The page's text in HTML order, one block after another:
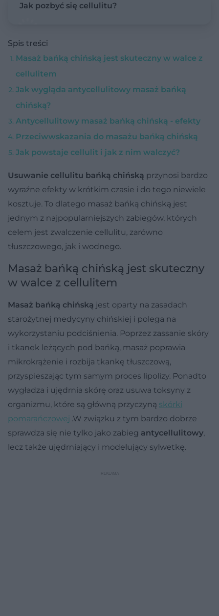
Jak pozbyć się cellulitu?
Spis treści
Masaż bańką chińską jest skuteczny w walce z
cellulitem
Jak wygląda antycellulitowy masaż bańką
chińską?
Antycellulitowy masaż bańką chińską - efekty
Przeciwwskazania do masażu bańką chińską
Jak powstaje cellulit i jak z nim walczyć?
Usuwanie cellulitu bańką chińską przynosi bardzo
wyraźne efekty w krótkim czasie i do tego niewiele
kosztuje. To dlatego masaż bańką chińską jest
jednym z najpopularniejszych zabiegów, których
celem jest zwalczenie cellulitu, zarówno
tłuszczowego, jak i wodnego.
Masaż bańką chińską jest skuteczny
w walce z cellulitem
Masaż bańką chińską jest oparty na zasadach
starożytnej medycyny chińskiej i polega na
wykorzystaniu podciśnienia. Poprzez zassanie skóry
i tkanek leżących pod bańką, masaż poprawia
mikrokrążenie i rozbija tkankę tłuszczową,
przyspieszając tym samym proces lipolizy. Ponadto
wygładza i ujędrnia skórę oraz usuwa toksyny z
organizmu, które są główną przyczyną skórki
pomarańczowej .W związku z tym bardzo dobrze
sprawdza się nie tylko jako zabieg antycellulitowy,
lecz także ujędrniający i modelujący sylwetkę.